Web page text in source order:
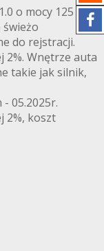
o mocy 125 kM.
do rejstracji.
2%. Wnętrze auta
takie jak silnik,
05.2025r.
2%, koszt